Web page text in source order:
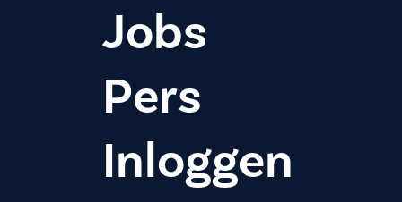
Jobs
Pers
Inloggen